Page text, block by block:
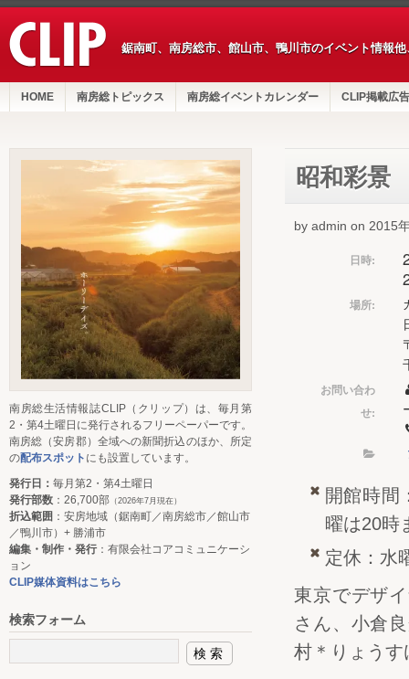
鋸南町、南房総市、館山市、鴨川市のイベント情報
HOME 南房総トピックス 南房総イベントカレンダー CLIP掲載広告
昭和彩景
by admin on 2015
日時:
場所:
お問い合わ
せ:
開館時
曜は20時
定休：水
東京でデザ
さん、小倉
村＊りょうす
南房総生活情報誌CLIP（クリップ）は、毎月第
2・第4土曜日に発行されるフリーペーパーです。
南房総（安房郡）全域への新聞折込のほか、所定
の配布スポット にも設置しています。
発行日： 毎月第2・第4土曜日
発行部数 ：26,700部 （2026年7月現在）
折込範囲 ：安房地域（鋸南町／南房総市／館山市
／鴨川市）+ 勝浦市
編集・制作・発行：有限会社コアコミュニケーシ
ョン
CLIP媒体資料はこちら
検索フォーム